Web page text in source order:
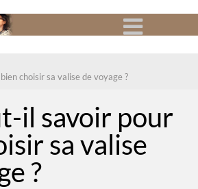
choisir sa valise de voyage ?
il savoir pour
sa valise
?